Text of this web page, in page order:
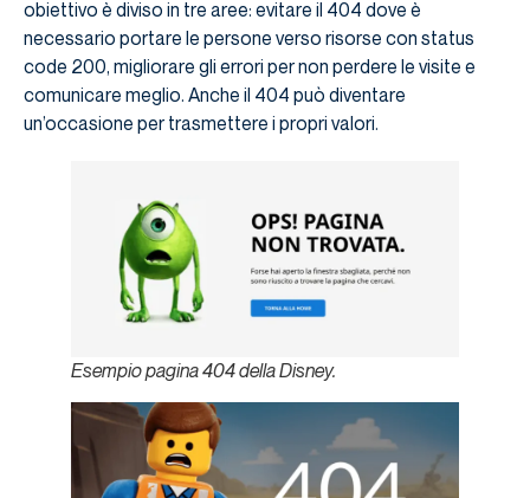
obiettivo è diviso in tre aree: evitare il 404 dove è
necessario portare le persone verso risorse con status
code 200, migliorare gli errori per non perdere le visite e
comunicare meglio. Anche il 404 può diventare
un’occasione per trasmettere i propri valori.
Esempio pagina 404 della Disney.